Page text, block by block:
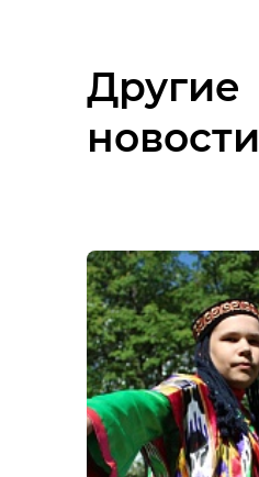
Другие
новости